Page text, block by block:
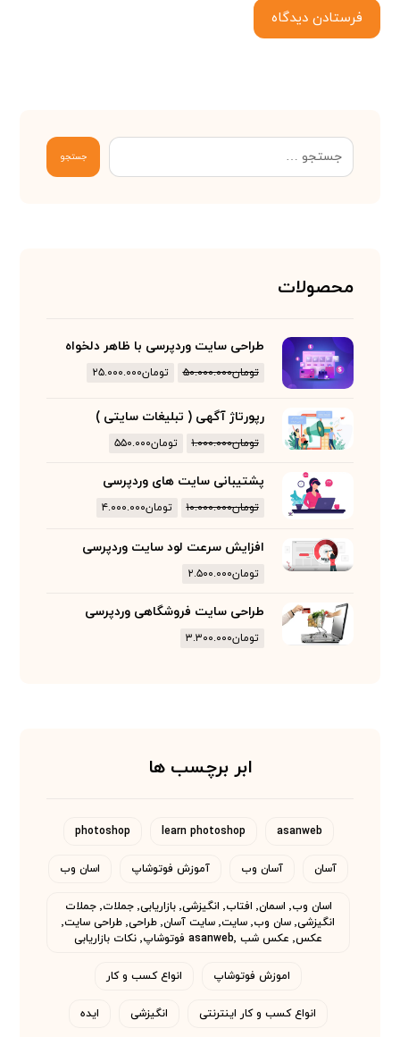
فرستادن دیدگاه
جستجو
محصولات
طراحی سایت وردپرسی با ظاهر دلخواه
تومان۵۰.۰۰۰.۰۰۰ تومان۲۵.۰۰۰.۰۰۰
رپورتاژ آگهی ( تبلیغات سایتی )
تومان۱.۰۰۰.۰۰۰ تومان۵۵۰.۰۰۰
پشتیبانی سایت های وردپرسی
تومان۱۰.۰۰۰.۰۰۰ تومان۴.۰۰۰.۰۰۰
افزایش سرعت لود سایت وردپرسی
تومان۲.۵۰۰.۰۰۰
طراحی سایت فروشگاهی وردپرسی
تومان۳.۳۰۰.۰۰۰
ابر برچسب ها
asanweb
learn photoshop
photoshop
آسان آسان وب آموزش فوتوشاپ اسان وب
اسان وب٬ اسمان٬ افتاب٬ انگیزشی٬ بازاریابی٬ جملات٬ جملات
انگیزشی٬ سان وب٬ سایت٬ سایت آسان٬ طراحی٬ طراحی سایت٬
عکس٬ عکس شب asanweb٬ فوتوشاپ٬ نکات بازاریابی
اموزش فوتوشاپ انواع کسب و کار
انواع کسب و کار اینترنتی انگیزشی ایده